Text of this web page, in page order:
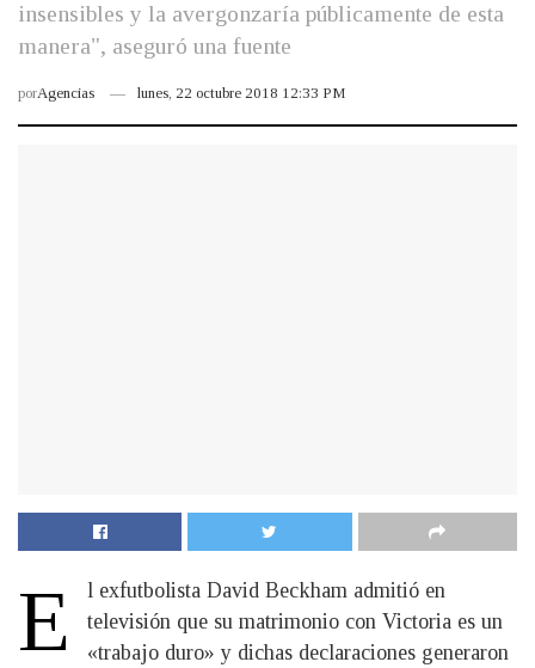
insensibles y la avergonzaría públicamente de esta
manera", aseguró una fuente
porAgencias lunes, 22 octubre 2018 12:33 PM
E
l exfutbolista David Beckham admitió en
televisión que su matrimonio con Victoria es un
«trabajo duro» y dichas declaraciones generaron